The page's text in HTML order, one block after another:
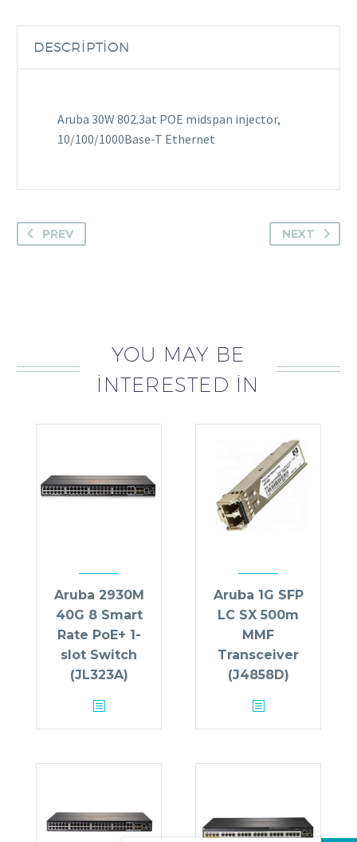
DESCRIPTION
Aruba 30W 802.3at POE midspan injector,
10/100/1000Base-T Ethernet
PREV NEXT
YOU MAY BE
INTERESTED IN
Aruba 2930M
40G 8 Smart
Rate PoE+ 1-
slot Switch
(JL323A)
Aruba 1G SFP
LC SX 500m
MMF
Transceiver
(J4858D)